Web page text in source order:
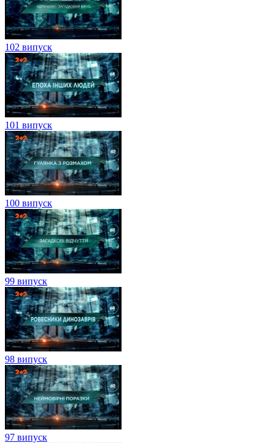
102 випуск
101 випуск
100 випуск
99 випуск
98 випуск
97 випуск